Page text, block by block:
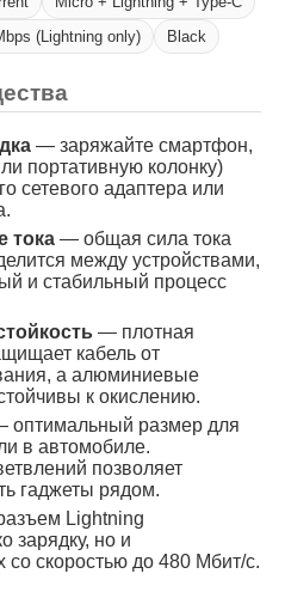
(Lightning only) Black
— заряжайте смартфон,
портативную колонку)
сетевого адаптера или
тока — общая сила тока
между устройствами,
и стабильный процесс
— плотная
кабель от
а алюминиевые
к окислению.
оптимальный размер для
в автомобиле.
позволяет
гаджеты рядом.
Lightning
зарядку, но и
скоростью до 480 Мбит/с.